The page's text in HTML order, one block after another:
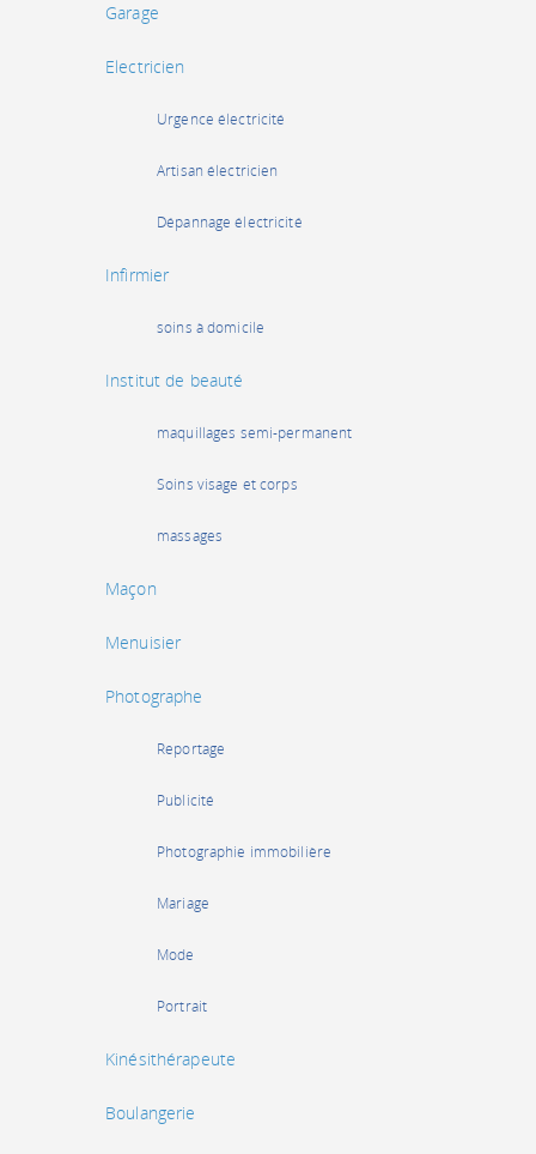
Garage
Electricien
Urgence électricité
Artisan électricien
Dépannage électricité
Infirmier
soins à domicile
Institut de beauté
maquillages semi-permanent
Soins visage et corps
massages
Maçon
Menuisier
Photographe
Reportage
Publicité
Photographie immobilière
Mariage
Mode
Portrait
Kinésithérapeute
Boulangerie